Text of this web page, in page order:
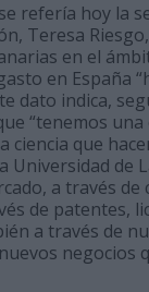
refería hoy la
Teresa
en el
en España
dato indica,
“tenemos
ciencia que
Universidad de
a través
de patentes,
a través de
negocios